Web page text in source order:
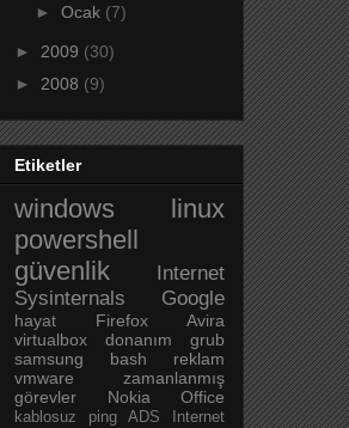
► Ocak (7)
► 2009 (30)
► 2008 (9)
Etiketler
windows
linux
powershell
güvenlik
Internet
Sysinternals
Google
hayat Firefox
Avira
virtualbox
donanım
grub
samsung
bash
reklam
vmware
zamanlanmış
görevler
Nokia Office
kablosuz ping ADS
Internet